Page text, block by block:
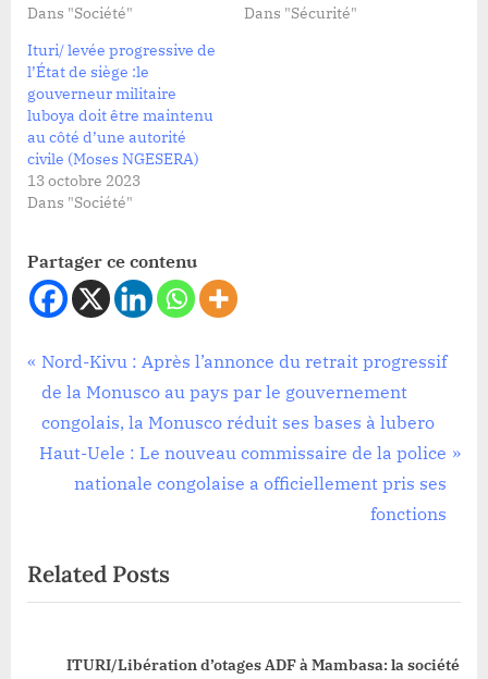
Dans "Société"
Dans "Sécurité"
Ituri/ levée progressive de
l’État de siège :le
gouverneur militaire
luboya doit être maintenu
au côté d’une autorité
civile (Moses NGESERA)
13 octobre 2023
Dans "Société"
Partager ce contenu
Sécurité
Navigation
de
l’article
P
r
e
v
s
P
Nord-Kivu : Après l’annonce du retrait progressif
de la Monusco au pays par le gouvernement
congolais, la Monusco réduit ses bases à lubero
N
P
o
Haut-Uele : Le nouveau commissaire de la police
nationale congolaise a officiellement pris ses
fonctions
Related Posts
ITURI/Libération d’otages ADF à Mambasa: la société